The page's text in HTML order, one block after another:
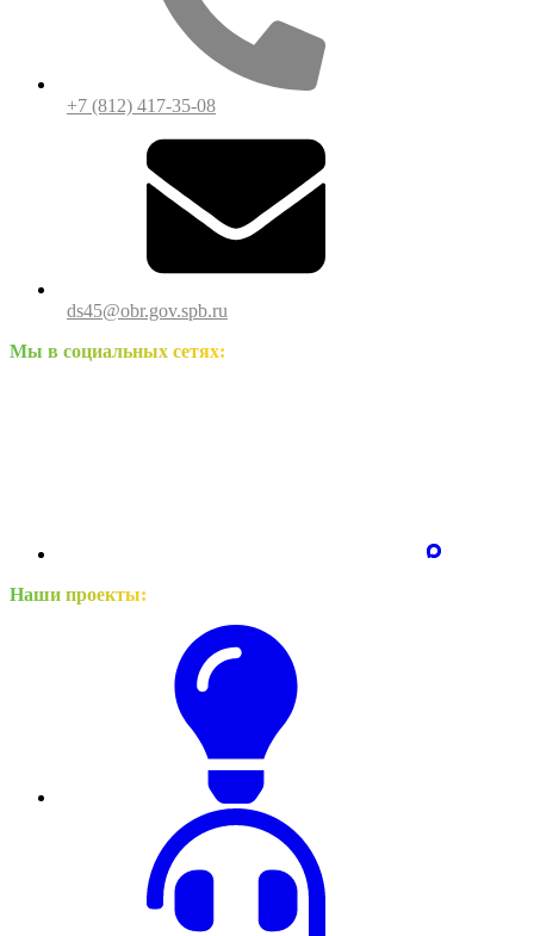
+7 (812) 417-35-08
ds45@obr.gov.spb.ru
Мы в социальных сетях:
Наши проекты: